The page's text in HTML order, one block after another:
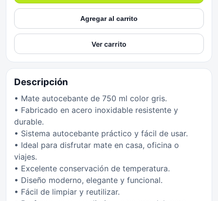
Agregar al carrito
Ver carrito
Descripción
• Mate autocebante de 750 ml color gris.
• Fabricado en acero inoxidable resistente y
durable.
• Sistema autocebante práctico y fácil de usar.
• Ideal para disfrutar mate en casa, oficina o
viajes.
• Excelente conservación de temperatura.
• Diseño moderno, elegante y funcional.
• Fácil de limpiar y reutilizar.